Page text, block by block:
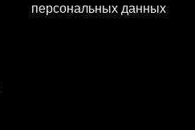
персональных данных